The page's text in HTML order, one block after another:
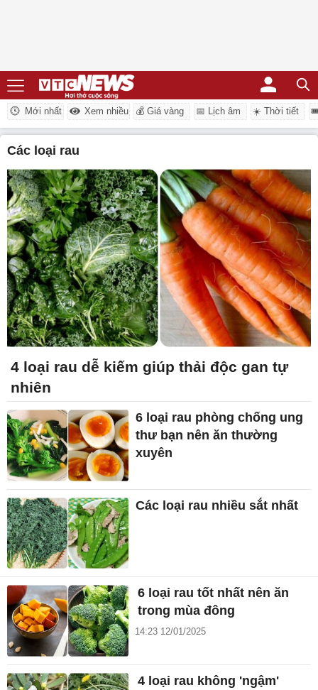
Mới nhất Xem nhiều 💰 Giá vàng 📅 Lịch âm ☀️ Thời tiết
các loại rau
4 loại rau dễ kiếm giúp thải độc gan tự
nhiên
6 loại rau phòng chống ung
thư bạn nên ăn thường
xuyên
Các loại rau nhiều sắt nhất
6 loại rau tốt nhất nên ăn
trong mùa đông
14:23 12/01/2025
4 loại rau không 'ngậm'